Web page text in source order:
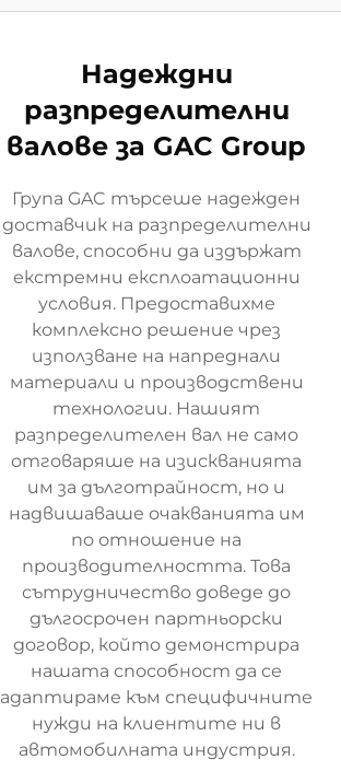
Надеждни
разпределителни
валове за GAC Group
Група GAC търсеше надежден
доставчик на разпределителни
валове, способни да издържат
екстремни експлоатационни
условия. Предоставихме
комплексно решение чрез
използване на напреднали
материали и производствени
технологии. Нашият
разпределителен вал не само
отговаряше на изискванията
им за дълготрайност, но и
надвишаваше очакванията им
по отношение на
производителността. Това
сътрудничество доведе до
дългосрочен партньорски
договор, който демонстрира
нашата способност да се
адаптираме към специфичните
нужди на клиентите ни в
автомобилната индустрия.